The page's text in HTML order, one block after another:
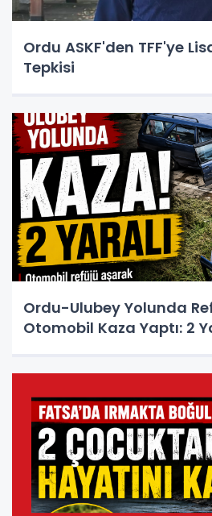
Ordu ASKF'den TFF'ye
Tepkisi
Ordu-Ulubey Yolunda
Otomobil Kaza Yaptı: 2